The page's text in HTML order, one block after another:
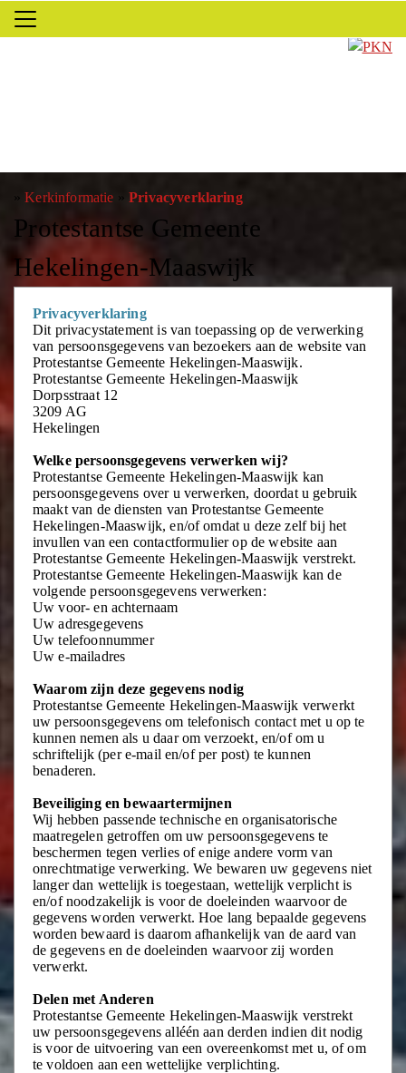
»Kerkinformatie »Privacyverklaring
Protestantse Gemeente
Hekelingen-Maaswijk
Privacyverklaring
Dit privacystatement is van toepassing op de verwerking
van persoonsgegevens van bezoekers aan de website van
Protestantse Gemeente Hekelingen-Maaswijk.
Protestantse Gemeente Hekelingen-Maaswijk
Dorpsstraat 12
3209 AG
Hekelingen
Welke persoonsgegevens verwerken wij?
Protestantse Gemeente Hekelingen-Maaswijk kan
persoonsgegevens over u verwerken, doordat u gebruik
maakt van de diensten van Protestantse Gemeente
Hekelingen-Maaswijk, en/of omdat u deze zelf bij het
invullen van een contactformulier op de website aan
Protestantse Gemeente Hekelingen-Maaswijk verstrekt.
Protestantse Gemeente Hekelingen-Maaswijk kan de
volgende persoonsgegevens verwerken:
Uw voor- en achternaam
Uw adresgegevens
Uw telefoonnummer
Uw e-mailadres
Waarom zijn deze gegevens nodig
Protestantse Gemeente Hekelingen-Maaswijk verwerkt
uw persoonsgegevens om telefonisch contact met u op te
kunnen nemen als u daar om verzoekt, en/of om u
schriftelijk (per e-mail en/of per post) te kunnen
benaderen.
Beveiliging en bewaartermijnen
Wij hebben passende technische en organisatorische
maatregelen getroffen om uw persoonsgegevens te
beschermen tegen verlies of enige andere vorm van
onrechtmatige verwerking. We bewaren uw gegevens niet
langer dan wettelijk is toegestaan, wettelijk verplicht is
en/of noodzakelijk is voor de doeleinden waarvoor de
gegevens worden verwerkt. Hoe lang bepaalde gegevens
worden bewaard is daarom afhankelijk van de aard van
de gegevens en de doeleinden waarvoor zij worden
verwerkt.
Delen met Anderen
Protestantse Gemeente Hekelingen-Maaswijk verstrekt
uw persoonsgegevens alléén aan derden indien dit nodig
is voor de uitvoering van een overeenkomst met u, of om
te voldoen aan een wettelijke verplichting.